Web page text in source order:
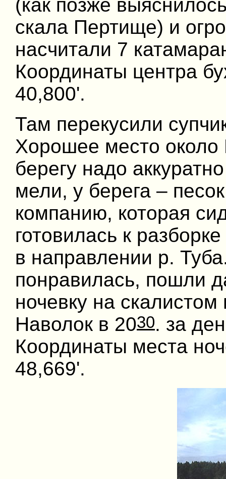
(как позже
скала Пертище) и
насчитали 7
Координаты центра
40,800'.
Там перекусили
Хорошее место около
берегу надо
мели, у берега –
компанию, которая
готовилась к
в направлении р.
понравилась, пошли
ночевку на
Наволок в 2030. за
Координаты места
48,669'.